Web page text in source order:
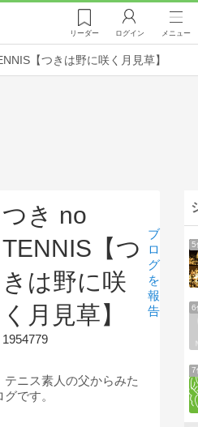
リーダー ログイン メニュー
【つきは野に咲く月見草】
つき no
TENNIS【つ
きは野に咲
く月見草】
1954779
ブ
ロ
グ
を
報
告
ニス素人の父からみた
です。
5
6
7